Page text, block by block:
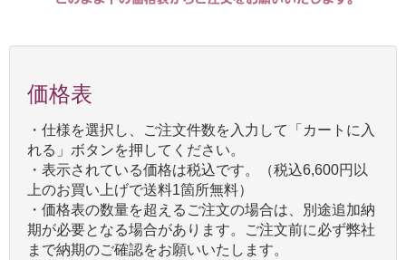
価格表
・仕様を選択し、ご注文件数を入力して「カートに入
れる」ボタンを押してください。
・表示されている価格は税込です。（税込6,600円以
上のお買い上げで送料1箇所無料）
・価格表の数量を超えるご注文の場合は、別途追加納
期が必要となる場合があります。ご注文前に必ず弊社
まで納期のご確認をお願いいたします。